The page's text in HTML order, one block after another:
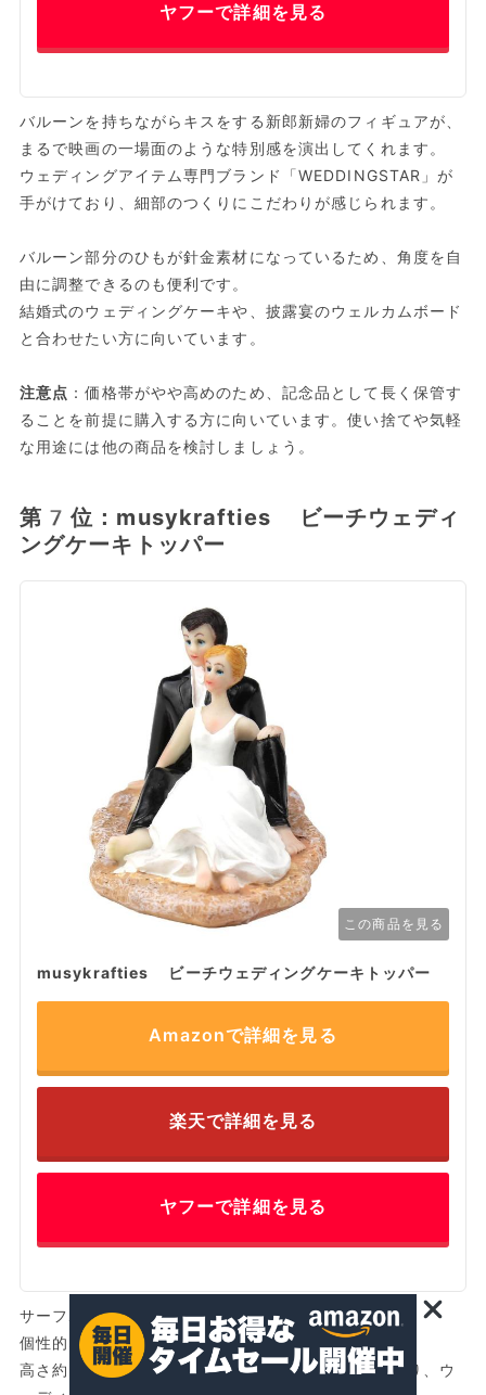
ヤフーで詳細を見る
バルーンを持ちながらキスをする新郎新婦のフィギュアが、
まるで映画の一場面のような特別感を演出してくれます。
ウェディングアイテム専門ブランド「WEDDINGSTAR」が
手がけており、細部のつくりにこだわりが感じられます。
バルーン部分のひもが針金素材になっているため、角度を自
由に調整できるのも便利です。
結婚式のウェディングケーキや、披露宴のウェルカムボード
と合わせたい方に向いています。
注意点 ：価格帯がやや高めのため、記念品として長く保管す
ることを前提に購入する方に向いています。使い捨てや気軽
な用途には他の商品を検討しましょう。
第7位：musykrafties ビーチウェディ
ングケーキトッパー
この商品を見る
musykrafties ビーチウェディングケーキトッパー
Amazonで詳細を見る
楽天で詳細を見る
ヤフーで詳細を見る
サーフボードの前でキスをする新郎新婦をモチーフにした、
個性的なウェディングケーキトッパーです。
高さ約17cm（6.7インチ）のボリューム感があり、ウ